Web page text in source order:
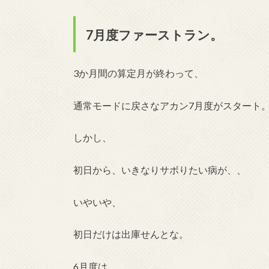
7月度ファーストラン。
3か月間の算定月が終わって、
通常モードに戻さなアカン7月度がスタート
しかし、
初日から、いきなりサボりたい病が、、
いやいや、
初日だけは出庫せんとな。
6月度は、